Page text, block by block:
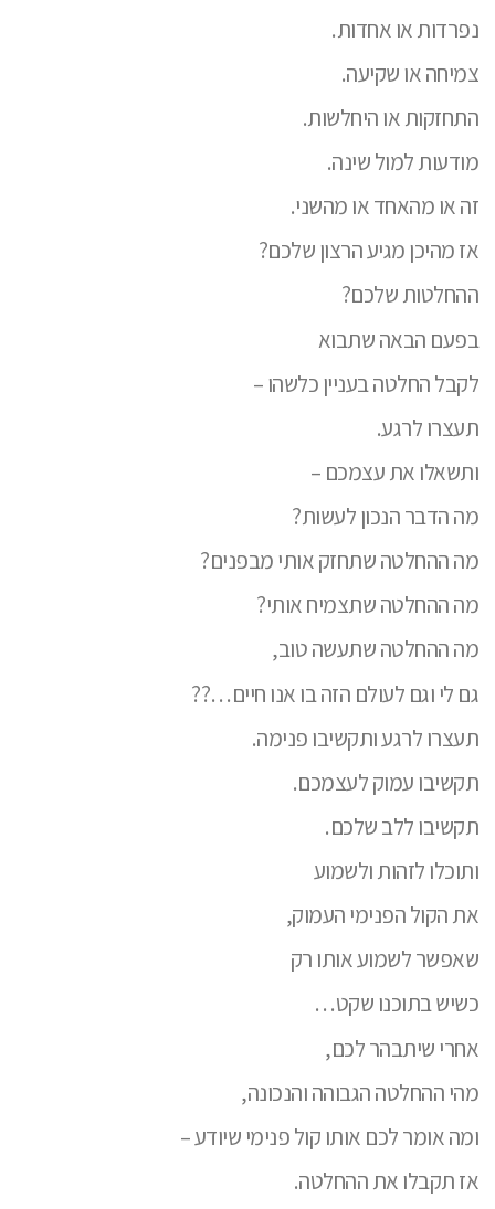
נפרדות או אחדות.
צמיחה או שקיעה.
התחזקות או היחלשות.
מודעות למול שינה.
זה או מהאחד או מהשני.
אז מהיכן מגיע הרצון שלכם?
ההחלטות שלכם?
בפעם הבאה שתבוא
לקבל החלטה בעניין כלשהו –
תעצרו לרגע.
ותשאלו את עצמכם –
מה הדבר הנכון לעשות?
מה ההחלטה שתחזק אותי מבפנים?
מה ההחלטה שתצמיח אותי?
מה ההחלטה שתעשה טוב,
גם לי וגם לעולם הזה בו אנו חיים…??
תעצרו לרגע ותקשיבו פנימה.
תקשיבו עמוק לעצמכם.
תקשיבו ללב שלכם.
ותוכלו לזהות ולשמוע
את הקול הפנימי העמוק,
שאפשר לשמוע אותו רק
כשיש בתוכנו שקט…
אחרי שיתבהר לכם,
מהי ההחלטה הגבוהה והנכונה,
ומה אומר לכם אותו קול פנימי שיודע –
אז תקבלו את ההחלטה.